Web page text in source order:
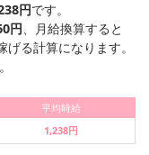
円です。
円、月給換算すると
げる計算になります。
平均時給
1,238円